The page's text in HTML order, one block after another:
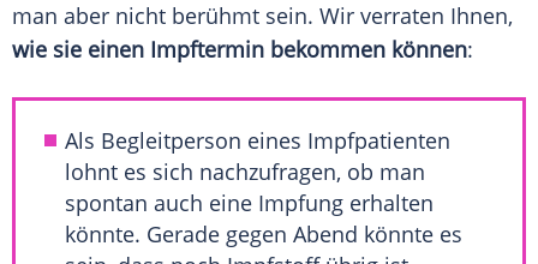
man aber nicht berühmt sein. Wir verraten Ihnen,
wie sie einen Impftermin bekommen können:
Als Begleitperson eines Impfpatienten
lohnt es sich nachzufragen, ob man
spontan auch eine Impfung erhalten
könnte. Gerade gegen Abend könnte es